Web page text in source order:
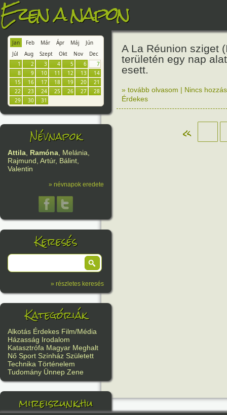
Ezen a napon
Jan Feb Már Ápr Máj
Jún
Júl
Aug Szept Okt Nov
Dec
1
2 3 4 5 6
7
8
9 10 11 12 13
14
15
16 17 18 19 20
21
22
23 24 25 26 27
28
29
30 31
Névnapok
Attila, Ramóna, Melánia,
Rajmund, Artúr, Bálint,
Valentin
» névnapok eredete
Keresés
» részletes keresés
Kategóriák
Alkotás Érdekes Film/Média
Házasság Irodalom
Katasztrófa Magyar Meghalt
Nő Sport Színház Született
Technika Történelem
Tudomány Ünnep Zene
mireiszunk.hu
A La Réunion sziget
területén egy nap
esett.
» tovább olvasom | Nincs
Érdekes
«